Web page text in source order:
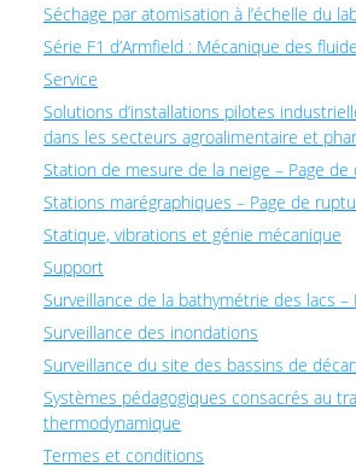
Séchage par atomisation à l’échelle du
Série F1 d’Armfield : Mécanique des
Service
Solutions d’installations pilotes
dans les secteurs agroalimentaire et
Station de mesure de la neige – Page de
Stations marégraphiques – Page de
Statique, vibrations et génie mécanique
Support
Surveillance de la bathymétrie des lacs –
Surveillance des inondations
Surveillance du site des bassins de
Systèmes pédagogiques consacrés au
thermodynamique
Termes et conditions